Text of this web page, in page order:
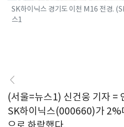
SK하이닉스 경기도 이천 M16 전경.
스1
(서울=뉴스1) 신건웅 기자 =
SK하이닉스(000660)가 2%